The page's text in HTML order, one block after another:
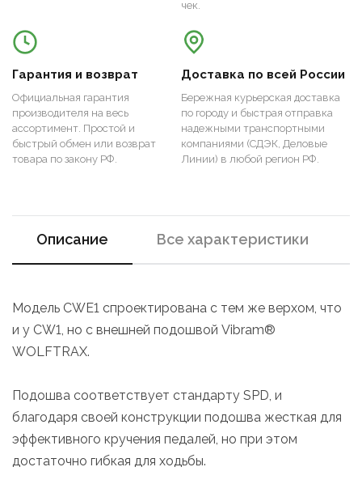
чек.
Гарантия и возврат
Официальная гарантия
производителя на весь
ассортимент. Простой и
быстрый обмен или возврат
товара по закону РФ.
Доставка по всей России
Бережная курьерская доставка
по городу и быстрая отправка
надежными транспортными
компаниями (СДЭК, Деловые
Линии) в любой регион РФ.
Описание Все характеристики
Модель CWE1 спроектирована с тем же верхом, что
и у CW1, но с внешней подошвой Vibram®
WOLFTRAX.
Подошва соответствует стандарту SPD, и
благодаря своей конструкции подошва жесткая для
эффективного кручения педалей, но при этом
достаточно гибкая для ходьбы.